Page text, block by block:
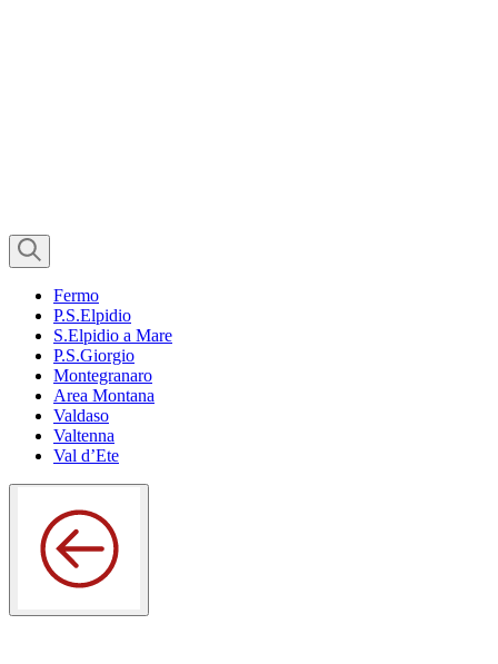
Fermo
P.S.Elpidio
S.Elpidio a Mare
P.S.Giorgio
Montegranaro
Area Montana
Valdaso
Valtenna
Val d’Ete